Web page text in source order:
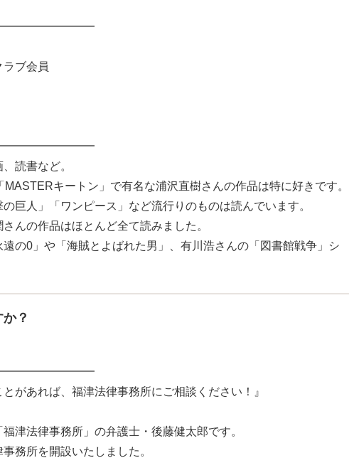
ラブ会員
読書など。
MASTERキートン」で有名な浦沢直樹さんの作品は特に好きです。
の巨人」「ワンピース」など流行りのものは読んでいます。
んの作品はほとんど全て読みました。
の0」や「海賊とよばれた男」、有川浩さんの「図書館戦争」シ
？
とがあれば、福津法律事務所にご相談ください！』
津法律事務所」の弁護士・後藤健太郎です。
務所を開設いたしました。